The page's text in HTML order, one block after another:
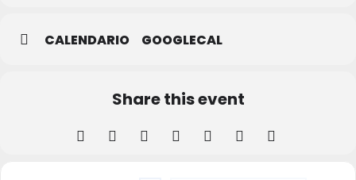
CALENDARIO GOOGLECAL
Share this event